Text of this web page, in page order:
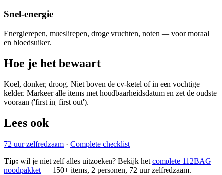
Snel-energie
Energierepen, mueslirepen, droge vruchten, noten — voor moraal
en bloedsuiker.
Hoe je het bewaart
Koel, donker, droog. Niet boven de cv-ketel of in een vochtige
kelder. Markeer alle items met houdbaarheidsdatum en zet de oudste
vooraan ('first in, first out').
Lees ook
72 uur zelfredzaam · Complete checklist
Tip: wil je niet zelf alles uitzoeken? Bekijk het complete 112BAG
noodpakket — 150+ items, 2 personen, 72 uur zelfredzaam.